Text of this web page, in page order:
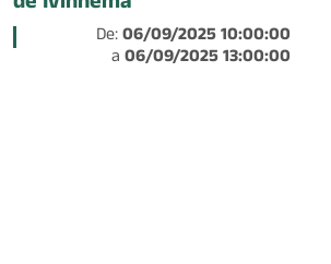
De:06/09/2025 10:00:00
a06/09/2025 13:00:00